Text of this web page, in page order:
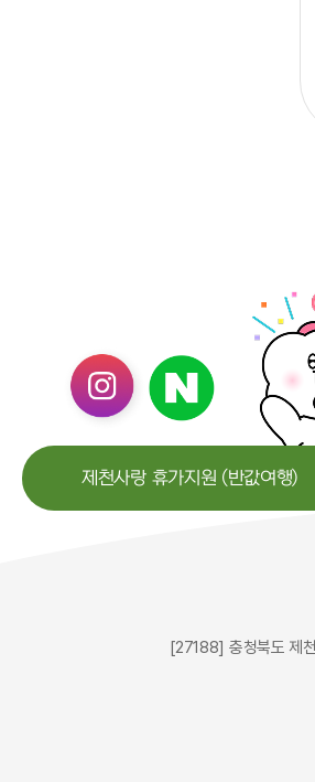
제천사랑 휴가지원 (반값여행)
[27188] 충청북도 제